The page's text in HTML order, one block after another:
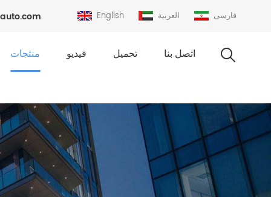
English العربية فارسی
منتجات فيديو تحميل اتصل بنا